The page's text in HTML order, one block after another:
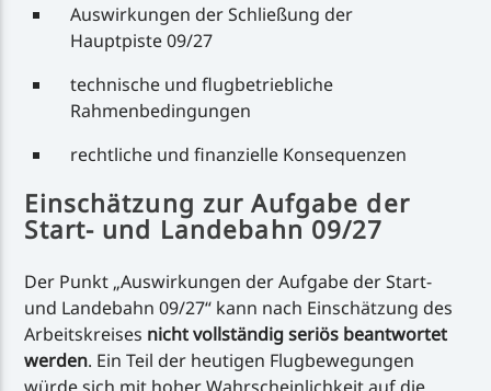
Auswirkungen der Schließung der
Hauptpiste 09/27
technische und flugbetriebliche
Rahmenbedingungen
rechtliche und finanzielle Konsequenzen
Einschätzung zur Aufgabe der
Start- und Landebahn 09/27
Der Punkt „Auswirkungen der Aufgabe der Start-
und Landebahn 09/27“ kann nach Einschätzung des
Arbeitskreises nicht vollständig seriös beantwortet
werden. Ein Teil der heutigen Flugbewegungen